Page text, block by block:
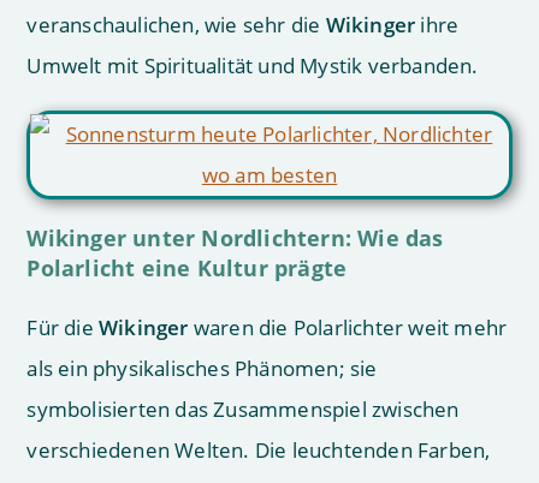
veranschaulichen, wie sehr die Wikinger ihre
Umwelt mit Spiritualität und Mystik verbanden.
Wikinger unter Nordlichtern: Wie das
Polarlicht eine Kultur prägte
Für dieWikinger waren die Polarlichter weit mehr
als ein physikalisches Phänomen; sie
symbolisierten das Zusammenspiel zwischen
verschiedenen Welten. Die leuchtenden Farben,